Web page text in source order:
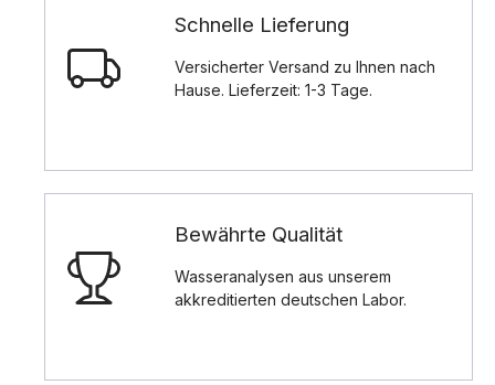
Schnelle Lieferung
Versicherter Versand zu Ihnen nach
Hause. Lieferzeit: 1-3 Tage.
Bewährte Qualität
Wasseranalysen aus unserem
akkreditierten deutschen Labor.